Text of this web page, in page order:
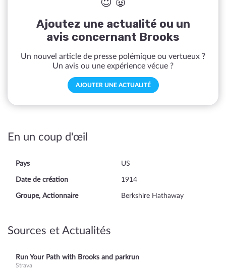
😇 👿
Ajoutez une actualité ou un
avis concernant Brooks
Un nouvel article de presse polémique ou vertueux ?
Un avis ou une expérience vécue ?
AJOUTER UNE ACTUALITÉ
En un coup d'œil
Pays US
Date de création 1914
Groupe, Actionnaire Berkshire Hathaway
Sources et Actualités
Run Your Path with Brooks and parkrun
Strava